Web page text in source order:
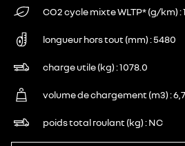
CO2 cycle mixte WLTP* (g/km)
longueur hors tout (mm) 5480
charge utile (kg) 1078.0
volume de chargement (m3) 6,7
poids total roulant (kg) NC